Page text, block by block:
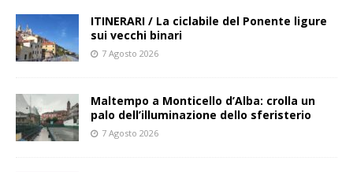
ITINERARI / La ciclabile del Ponente ligure
sui vecchi binari
7 Agosto 2026
Maltempo a Monticello d’Alba: crolla un
palo dell’illuminazione dello sferisterio
7 Agosto 2026